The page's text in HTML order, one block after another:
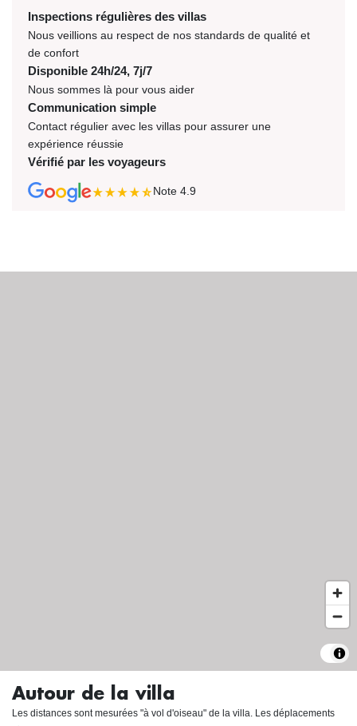
Inspections régulières des villas
Nous veillions au respect de nos standards de qualité et
de confort
Disponible 24h/24, 7j/7
Nous sommes là pour vous aider
Communication simple
Contact régulier avec les villas pour assurer une
expérience réussie
Vérifié par les voyageurs
Note 4.9
Autour de la villa
Les distances sont mesurées "à vol d'oiseau" de la villa. Les déplacements